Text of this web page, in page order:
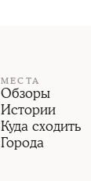
МЕСТА
Обзоры
Истории
Куда сходить
Города